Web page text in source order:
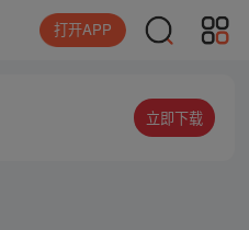
打开APP
立即下载